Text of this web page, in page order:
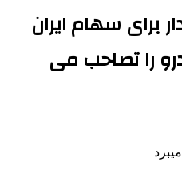
برای سهام ایران
را تصاحب می